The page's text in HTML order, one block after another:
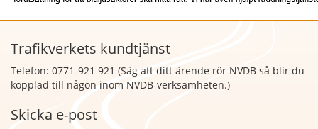
Trafikverkets kundtjänst
Telefon: 0771-921 921 (Säg att ditt ärende rör NVDB så blir du
kopplad till någon inom NVDB-verksamheten.)
Skicka e-post